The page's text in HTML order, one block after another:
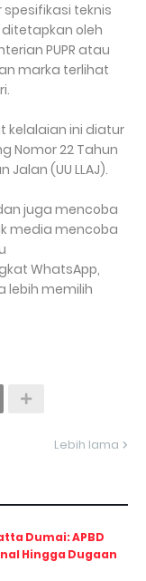
teknis
oleh
PUPR atau
marka terlihat
kelalaian ini diatur
Nomor 22 Tahun
(UU LLAJ).
juga mencoba
media mencoba
WhatsApp,
lebih memilih
Lebih lama
Dumai: APBD
Hingga Dugaan